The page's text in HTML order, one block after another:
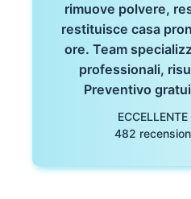
rimuove polvere,
restituisce casa
ore. Team
professionali,
Preventivo
ECCELLENTE
482